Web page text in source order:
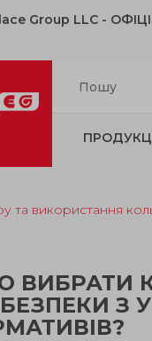
Group LLC -
використання
ВИБРАТИ
БЕЗПЕКИ